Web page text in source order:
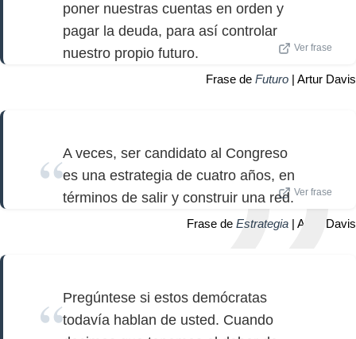
poner nuestras cuentas en orden y
pagar la deuda, para así controlar
nuestro propio futuro.
Ver frase
Frase de Futuro | Artur Davis
A veces, ser candidato al Congreso
es una estrategia de cuatro años, en
términos de salir y construir una red.Ver frase
Frase de Estrategia | Artur Davis
Pregúntese si estos demócratas
todavía hablan de usted. Cuando